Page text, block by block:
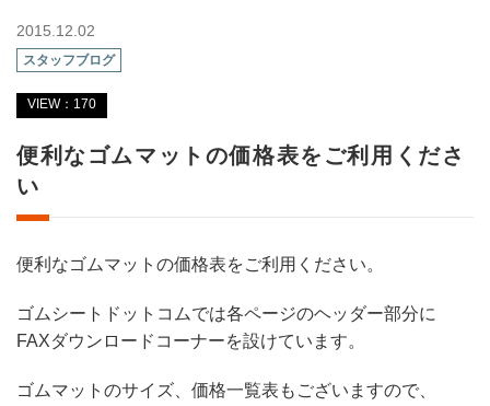
2015.12.02
スタッフブログ
VIEW：170
便利なゴムマットの価格表をご利用くださ
い
便利なゴムマットの価格表をご利用ください。
ゴムシートドットコムでは各ページのヘッダー部分に
FAXダウンロードコーナーを設けています。
ゴムマットのサイズ、価格一覧表もございますので、